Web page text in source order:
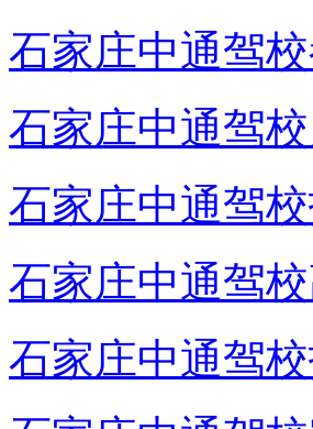
石家庄中通驾
石家庄中通驾
石家庄中通驾
石家庄中通驾
石家庄中通驾